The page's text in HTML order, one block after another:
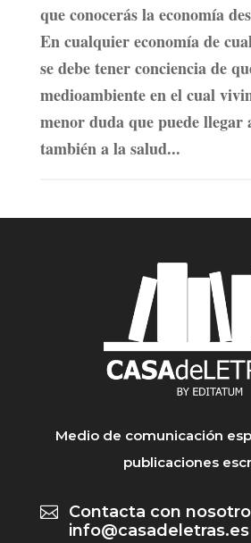
que conocerás la economía
En cualquier economía de
se debe tener conciencia de
medioambiente en el cual
menor duda que puede llegar
también a la salud...
Medio de comunicación
publicaciones

Contacta con
info@casadeletras.es